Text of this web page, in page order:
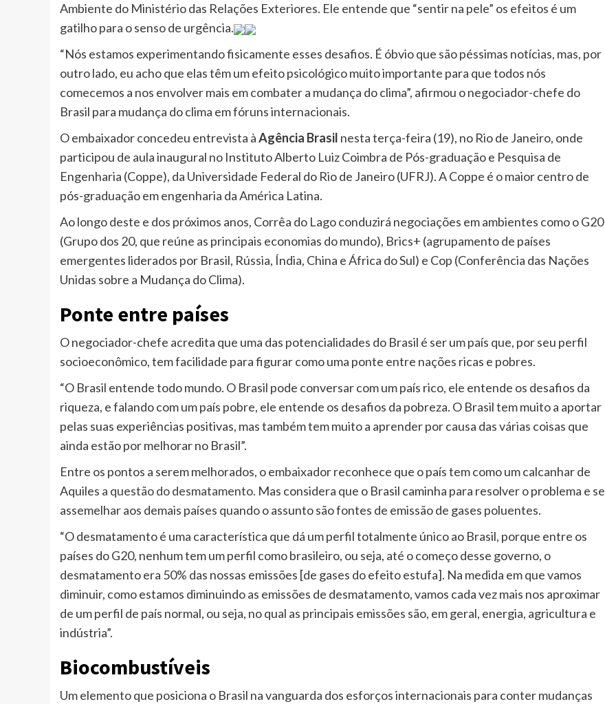
ou
o
Ambiente do Ministério das Relações Exteriores. Ele entende que “sentir na pele” os efeitos é um
gatilho para o senso de urgência.
“Nós estamos experimentando fisicamente esses desafios. É óbvio que são péssimas notícias, mas, por
outro lado, eu acho que elas têm um efeito psicológico muito importante para que todos nós
comecemos a nos envolver mais em combater a mudança do clima”, afirmou o negociador-chefe do
Brasil para mudança do clima em fóruns internacionais.
O embaixador concedeu entrevista àAgência Brasil nesta terça-feira (19), no Rio de Janeiro, onde
participou de aula inaugural no Instituto Alberto Luiz Coimbra de Pós-graduação e Pesquisa de
Engenharia (Coppe), da Universidade Federal do Rio de Janeiro (UFRJ). A Coppe é o maior centro de
pós-graduação em engenharia da América Latina.
Ao longo deste e dos próximos anos, Corrêa do Lago conduzirá negociações em ambientes como o G20
(Grupo dos 20, que reúne as principais economias do mundo), Brics+ (agrupamento de países
emergentes liderados por Brasil, Rússia, Índia, China e África do Sul) e Cop (Conferência das Nações
Unidas sobre a Mudança do Clima).
Ponte entre países
O negociador-chefe acredita que uma das potencialidades do Brasil é ser um país que, por seu perfil
socioeconômico, tem facilidade para figurar como uma ponte entre nações ricas e pobres.
“O Brasil entende todo mundo. O Brasil pode conversar com um país rico, ele entende os desafios da
riqueza, e falando com um país pobre, ele entende os desafios da pobreza. O Brasil tem muito a aportar
pelas suas experiências positivas, mas também tem muito a aprender por causa das várias coisas que
ainda estão por melhorar no Brasil”.
Entre os pontos a serem melhorados, o embaixador reconhece que o país tem como um calcanhar de
Aquiles a questão do desmatamento. Mas considera que o Brasil caminha para resolver o problema e se
assemelhar aos demais países quando o assunto são fontes de emissão de gases poluentes.
“O desmatamento é uma característica que dá um perfil totalmente único ao Brasil, porque entre os
países do G20, nenhum tem um perfil como brasileiro, ou seja, até o começo desse governo, o
desmatamento era 50% das nossas emissões [de gases do efeito estufa]. Na medida em que vamos
diminuir, como estamos diminuindo as emissões de desmatamento, vamos cada vez mais nos aproximar
de um perfil de país normal, ou seja, no qual as principais emissões são, em geral, energia, agricultura e
indústria”.
Biocombustíveis
Um elemento que posiciona o Brasil na vanguarda dos esforços internacionais para conter mudanças